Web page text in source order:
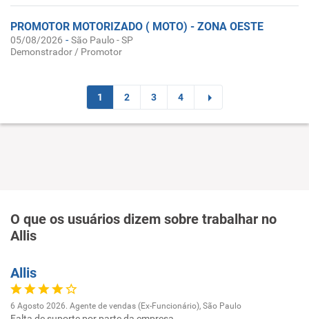
PROMOTOR MOTORIZADO ( MOTO) - ZONA OESTE
05/08/2026 -São Paulo - SP
Demonstrador / Promotor
1 2 3 4
O que os usuários dizem sobre trabalhar no
Allis
Allis
6 Agosto 2026. Agente de vendas (Ex-Funcionário), São Paulo